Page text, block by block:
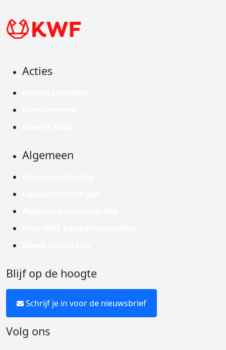
Acties
Algemeen
Blijf op de hoogte
Schrijf je in voor de nieuwsbrief
Volg ons